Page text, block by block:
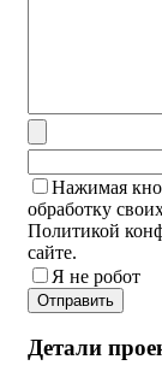
Нажимая
обработку
Политикой
сайте.
Я не робот
Детали